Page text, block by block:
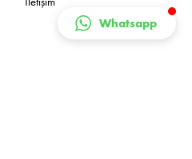
Whatsapp